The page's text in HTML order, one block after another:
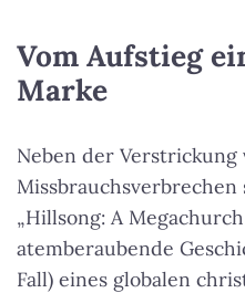
Vom Aufstieg
Marke
Neben der
„Hillsong: A
atemberaubende
Fall) eines globalen